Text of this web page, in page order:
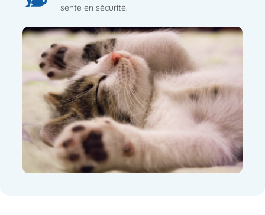
sente en sécurité.